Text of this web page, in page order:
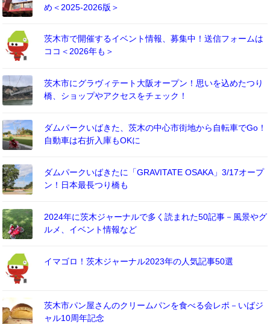
め＜2025-2026版＞
茨木市で開催するイベント情報、募集中！送信フォームは
ココ＜2026年も＞
茨木市にグラヴィテート大阪オープン！思いを込めたつり
橋、ショップやアクセスをチェック！
ダムパークいばきた、茨木の中心市街地から自転車でGo！
自動車は右折入庫もOKに
ダムパークいばきたに「GRAVITATE OSAKA」3/17オープ
ン！日本最長つり橋も
2024年に茨木ジャーナルで多く読まれた50記事－風景やグ
ルメ、イベント情報など
イマゴロ！茨木ジャーナル2023年の人気記事50選
茨木市パン屋さんのクリームパンを食べる会レポ－いばジ
ャル10周年記念